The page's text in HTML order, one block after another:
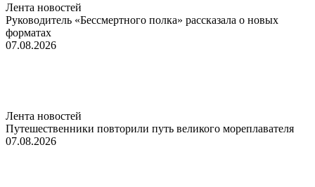
Лента новостей
Руководитель «Бессмертного полка» рассказала о новых
форматах
07.08.2026
Лента новостей
Путешественники повторили путь великого мореплавателя
07.08.2026